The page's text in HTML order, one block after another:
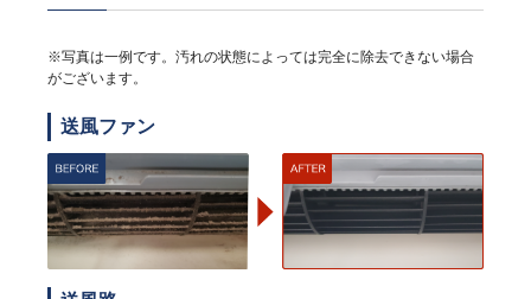
※写真は一例です。汚れの状態によっては完全に除去できない場合
がございます。
送風ファン